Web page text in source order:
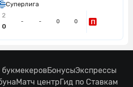
Суперлига
2
0
- - 0 0 П
букмекеровБонусыЭкспрессы
Матч центрГид по Ставкам